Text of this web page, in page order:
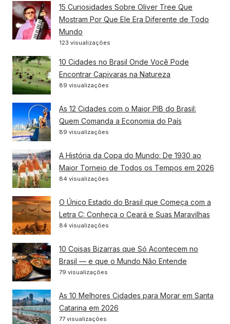
15 Curiosidades Sobre Oliver Tree Que
Mostram Por Que Ele Era Diferente de Todo
Mundo
123 visualizações
10 Cidades no Brasil Onde Você Pode
Encontrar Capivaras na Natureza
89 visualizações
As 12 Cidades com o Maior PIB do Brasil:
Quem Comanda a Economia do País
89 visualizações
A História da Copa do Mundo: De 1930 ao
Maior Torneio de Todos os Tempos em 2026
84 visualizações
O Único Estado do Brasil que Começa com a
Letra C: Conheça o Ceará e Suas Maravilhas
84 visualizações
10 Coisas Bizarras que Só Acontecem no
Brasil — e que o Mundo Não Entende
79 visualizações
As 10 Melhores Cidades para Morar em Santa
Catarina em 2026
77 visualizações